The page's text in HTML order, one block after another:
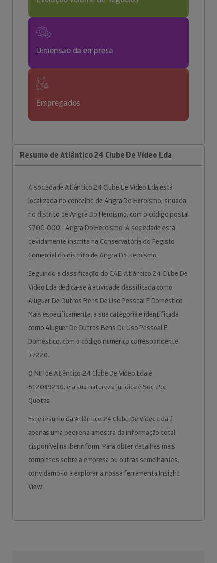
Dimensão da empresa
Empregados
Resumo de Atlântico 24 Clube De Vídeo Lda
A sociedade Atlântico 24 Clube De Vídeo Lda está
localizada no concelho de Angra Do Heroísmo, situada
no distrito de Angra Do Heroísmo, com o código postal
9700-000 - Angra Do Heroísmo. A sociedade está
devidamente inscrita na Conservatória do Registo
Comercial do distrito de Angra Do Heroísmo.
Seguindo a classificação do CAE, Atlântico 24 Clube De
Vídeo Lda dedica-se à atividade classificada como
Aluguer De Outros Bens De Uso Pessoal E Doméstico.
Mais especificamente, a sua categoria é identificada
como Aluguer De Outros Bens De Uso Pessoal E
Doméstico, com o código numérico correspondente
77220.
O NIF de Atlântico 24 Clube De Vídeo Lda é
512089230, e a sua natureza jurídica é Soc. Por
Quotas.
Este resumo da Atlântico 24 Clube De Vídeo Lda é
apenas uma pequena amostra da informação total
disponível na Iberinform. Para obter detalhes mais
completos sobre a empresa ou outras semelhantes,
convidamo-lo a explorar a nossa ferramenta Insight
View.